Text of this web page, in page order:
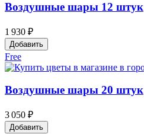
Воздушные шары 12 штук
1 930 ₽
Добавить
Free
Воздушные шары 20 штук
3 050 ₽
Добавить